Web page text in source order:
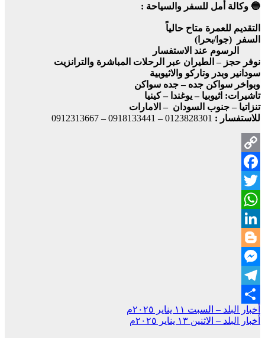
🔵 وكالة أمل للسفر والسياحة :
التقديم للعمرة متاح حالياً
السفر (جوا/بحرا)
الرسوم عند الاستفسار
نوفر حجز – الطيران عبر الرحلات المباشرة والترانزيت
سودانير وبدر وتاركو والاثيوبية
وبواخر سواكن جده – جده سواكن
تاشيرات: اثيوبيا – يوغندا – كينيا
تنزاتيا – جنوب السودان – الامارات
للاستفسار : 0123828301
–
0918133441
–
0912313667
Copy
Link
Facebook
Twitter
WhatsApp
LinkedIn
Blogger
Messenger
Telegram
Share
تصفّح
المقالات
أخبار البلد – السبت ١١ يناير ٢٠٢٥م
أخبار البلد – الاثنين ١٣ يناير ٢٠٢٥م